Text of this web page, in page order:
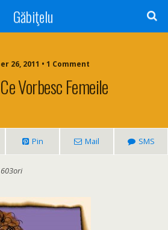
Găbiţelu
26, 2011 • 1 Comment
Vorbesc Femeile
Pin Mail SMS